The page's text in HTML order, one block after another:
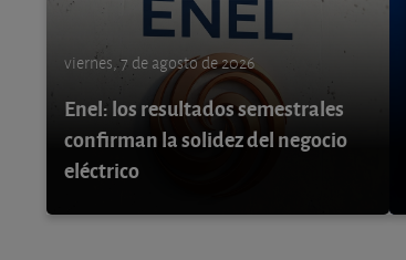
viernes, 7 de agosto de 2026
Enel: los resultados semestrales
confirman la solidez del negocio
eléctrico